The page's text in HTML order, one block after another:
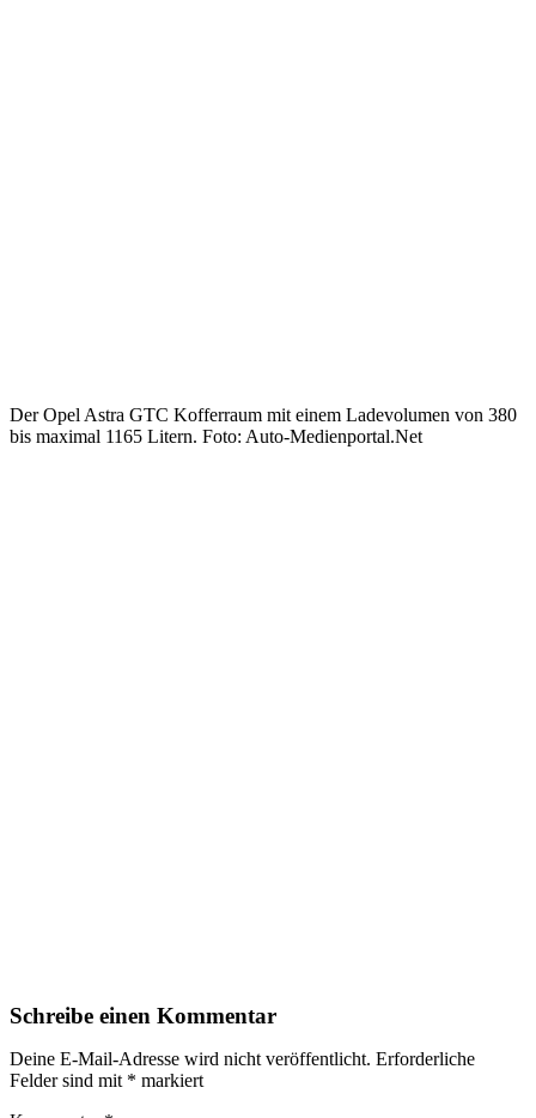
Der Opel Astra GTC Kofferraum mit einem Ladevolumen von 380
bis maximal 1165 Litern. Foto: Auto-Medienportal.Net
Schreibe einen Kommentar
Deine E-Mail-Adresse wird nicht veröffentlicht. Erforderliche
Felder sind mit * markiert